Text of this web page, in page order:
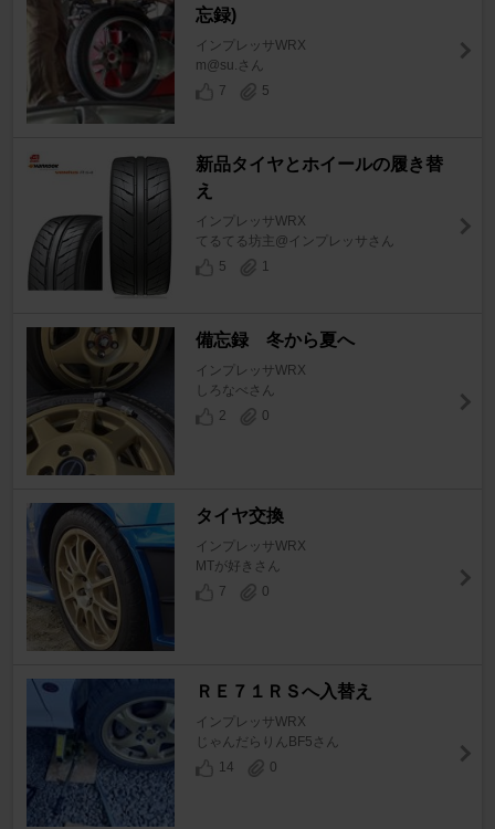
忘録)
インプレッサWRX
m@su.さん
7
5
新品タイヤとホイールの履き替
え
インプレッサWRX
てるてる坊主@インプレッサさん
5
1
備忘録 冬から夏へ
インプレッサWRX
しろなべさん
2
0
タイヤ交換
インプレッサWRX
MTが好きさん
7
0
ＲＥ７１ＲＳへ入替え
インプレッサWRX
じゃんだらりんBF5さん
14
0